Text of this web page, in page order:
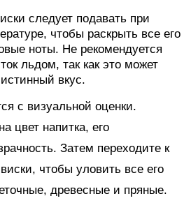
следует подавать при
чтобы раскрыть все его
ноты. Не рекомендуется
льдом, так как это может
вкус.
с визуальной оценки.
цвет напитка, его
Затем переходите к
чтобы уловить все его
древесные и пряные.